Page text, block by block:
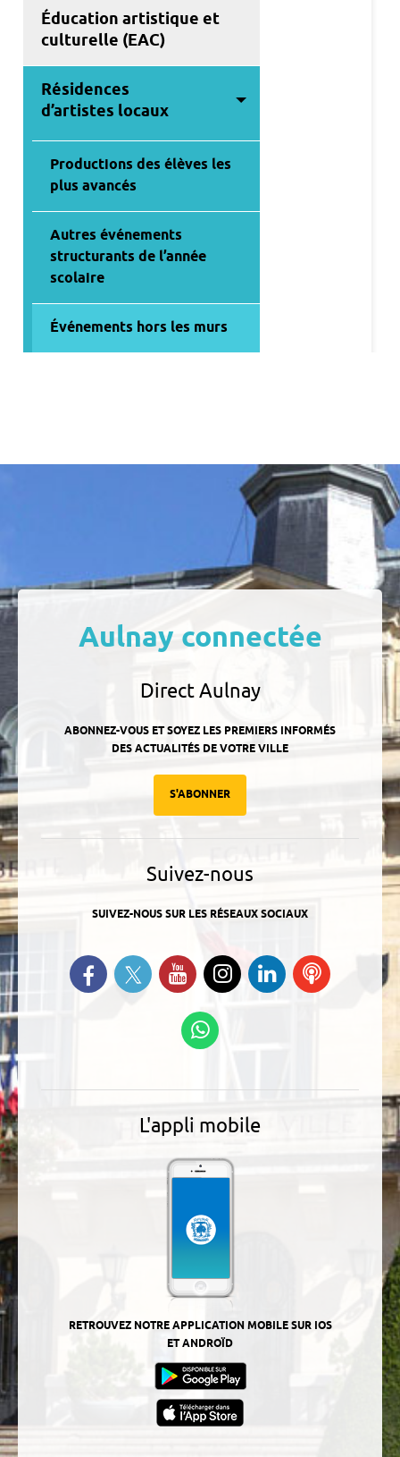
Éducation artistique et
culturelle (EAC)
Résidences
d’artistes locaux
Productions des élèves les
plus avancés
Autres événements
structurants de l’année
scolaire
Événements hors les murs
Aulnay connectée
Direct Aulnay
ABONNEZ-VOUS ET SOYEZ LES PREMIERS INFORMÉS
DES ACTUALITÉS DE VOTRE VILLE
S'ABONNER
Suivez-nous
SUIVEZ-NOUS SUR LES RÉSEAUX SOCIAUX
Retrouvez-nous sur Facebook
Suivez-nous sur Twitter
Suivez-nous sur YouTube
Suivez-nous sur
Instagram
Retrouvez-
nous sur
Ecoutez
L'appli mobile
RETROUVEZ NOTRE APPLICATION MOBILE SUR IOS
ET ANDROÏD